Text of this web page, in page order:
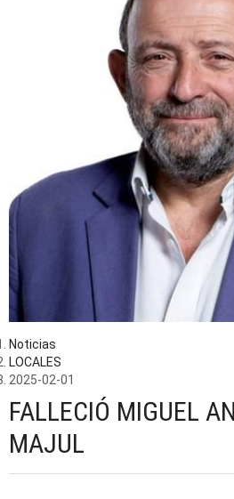
Noticias
LOCALES
2025-02-01
FALLECIÓ MIGUEL
MAJUL